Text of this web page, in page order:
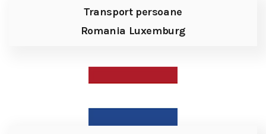
Transport persoane
Romania Luxemburg